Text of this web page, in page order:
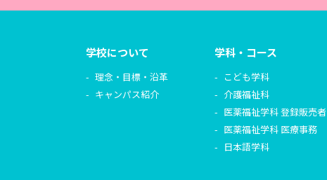
学校について
理念・目標・沿革
キャンパス紹介
学科・コース
こども学科
介護福祉科
医薬福祉学科 登録販売者
医薬福祉学科 医療事務
日本語学科